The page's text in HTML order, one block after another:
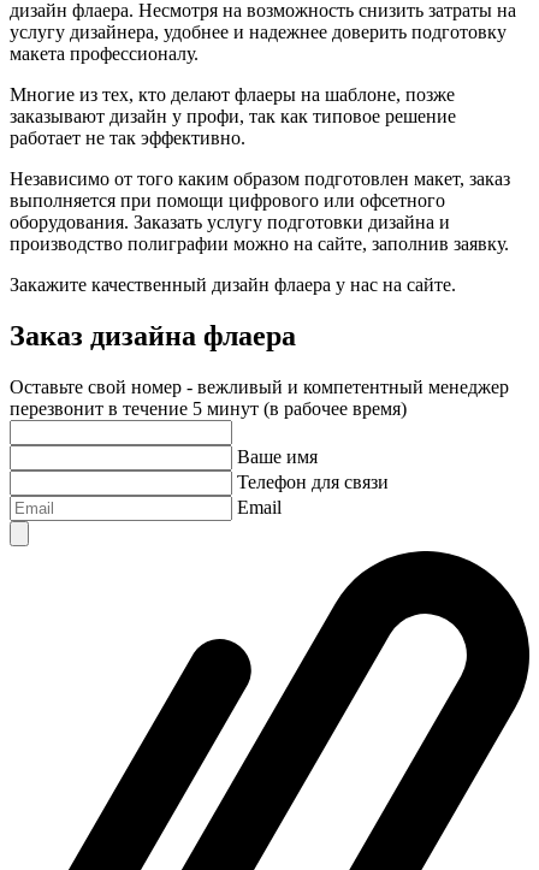
дизайн флаера. Несмотря на возможность снизить затраты на
услугу дизайнера, удобнее и надежнее доверить подготовку
макета профессионалу.
Многие из тех, кто делают флаеры на шаблоне, позже
заказывают дизайн у профи, так как типовое решение
работает не так эффективно.
Независимо от того каким образом подготовлен макет, заказ
выполняется при помощи цифрового или офсетного
оборудования. Заказать услугу подготовки дизайна и
производство полиграфии можно на сайте, заполнив заявку.
Закажите качественный дизайн флаера у нас на сайте.
Заказ дизайна флаера
Оставьте свой номер - вежливый и компетентный менеджер
перезвонит в течение 5 минут (в рабочее время)
Ваше имя
Телефон для связи
Email